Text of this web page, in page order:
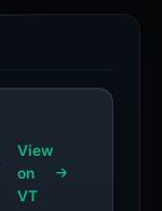
View
on
VT